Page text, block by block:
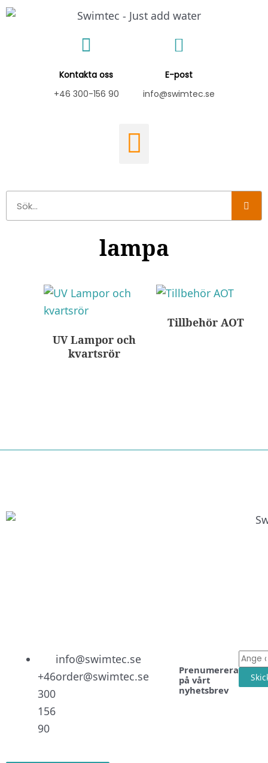
Hoppa
Kontakta oss
+46 300-156 90
E-post
info@swimtec.se
lampa
UV Lampor och
kvartsrör
Tillbehör AOT
+46
300
156
90
info@swimtec.se
order@swimtec.se
Prenumerera
på vårt
nyhetsbrev
E-
post